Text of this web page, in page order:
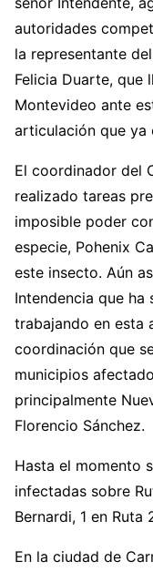
autoridades
la representante
Felicia Duarte, que
Montevideo ante
articulación que ya
El coordinador del
realizado tareas
imposible poder
especie, Pohenix
este insecto. Aún
Intendencia que
trabajando en esta
coordinación que
municipios
principalmente
Florencio Sánchez.
Hasta el momento
infectadas sobre
Bernardi, 1 en Ruta
En la ciudad de